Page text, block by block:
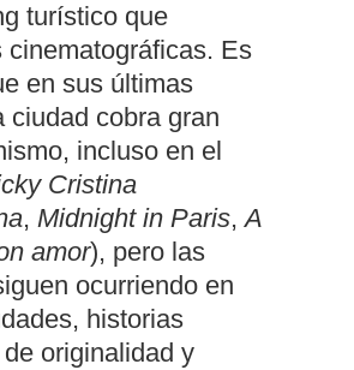
turístico que
cinematográficas. Es
en sus últimas
ciudad cobra gran
incluso en el
Cristina
, Midnight in Paris,A
amor), pero las
ocurriendo en
historias
originalidad y